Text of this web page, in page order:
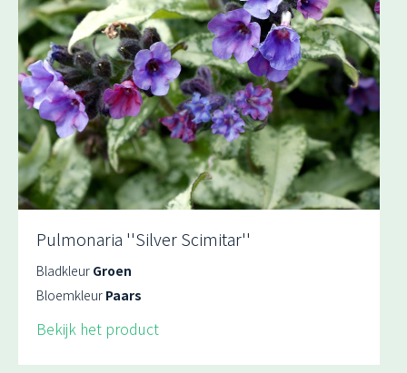
Pulmonaria ''Silver Scimitar''
Bladkleur Groen
Bloemkleur Paars
Bekijk het product